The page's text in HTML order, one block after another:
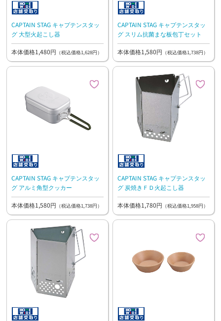
CAPTAIN STAG キャプテンスタッ
グ 大型火起こし器
本体価格1,480円 （税込価格1,628円）
CAPTAIN STAG キャプテンスタッ
グ スリム抗菌まな板包丁セット
本体価格1,580円 （税込価格1,738円）
CAPTAIN STAG キャプテンスタッ
グ アルミ角型クッカー
本体価格1,580円 （税込価格1,738円）
CAPTAIN STAG キャプテンスタッ
グ 炭焼きＦＤ火起こし器
本体価格1,780円 （税込価格1,958円）